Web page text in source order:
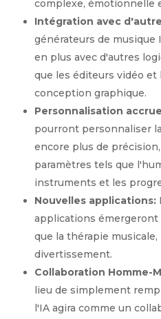
complexe, émotionnelle
Intégration avec
générateurs de
en plus avec d'autres
que les éditeurs vidéo et
conception graphique.
Personnalisation
pourront personnaliser
encore plus de
paramètres tels que
instruments et les
Nouvelles applications:
applications émergeront
que la thérapie
divertissement.
Collaboration Homme-
lieu de simplement
l'IA agira comme un